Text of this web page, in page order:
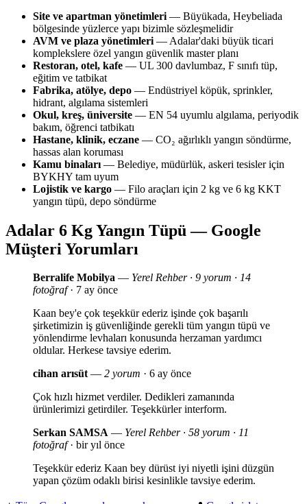
Site ve apartman yönetimleri — Büyükada, Heybeliada
bölgesinde yüzlerce yapı bizimle sözleşmelidir
AVM ve plaza yönetimleri — Adalar'daki büyük ticari
komplekslere özel yangın güvenlik master planı
Restoran, otel, kafe — UL 300 davlumbaz, F sınıfı tüp,
eğitim ve tatbikat
Fabrika, atölye, depo — Endüstriyel köpük, sprinkler,
hidrant, algılama sistemleri
Okul, kreş, üniversite — EN 54 uyumlu algılama, periyodik
bakım, öğrenci tatbikatı
Hastane, klinik, eczane — CO₂ ağırlıklı yangın söndürme,
hassas alan koruması
Kamu binaları — Belediye, müdürlük, askeri tesisler için
BYKHY tam uyum
Lojistik ve kargo — Filo araçları için 2 kg ve 6 kg KKT
yangın tüpü, depo söndürme
Adalar 6 Kg Yangın Tüpü — Google
Müşteri Yorumları
Berralife Mobilya — Yerel Rehber · 9 yorum · 14
fotoğraf· 7 ay önce
Kaan bey'e çok teşekkür ederiz işinde çok başarılı
şirketimizin iş güvenliğinde gerekli tüm yangın tüpü ve
yönlendirme levhaları konusunda herzaman yardımcı
oldular. Herkese tavsiye ederim.
cihan arısüt— 2 yorum · 6 ay önce
Çok hızlı hizmet verdiler. Dedikleri zamanında
ürünlerimizi getirdiler. Teşekkürler interform.
Serkan SAMSA — Yerel Rehber · 58 yorum · 11
fotoğraf· bir yıl önce
Teşekkür ederiz Kaan bey dürüst iyi niyetli işini düzgün
yapan çözüm odaklı birisi kesinlikle tavsiye ederim.